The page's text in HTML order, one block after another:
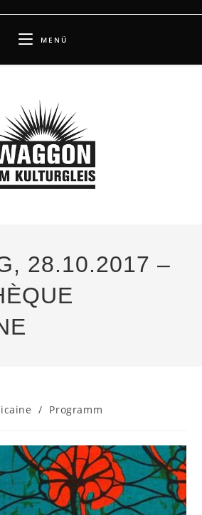
MENÜ
28.10.2017 –
/ Programm